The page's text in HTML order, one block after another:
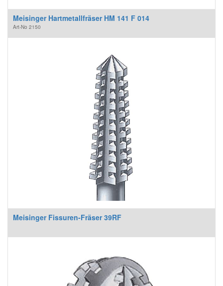
Meisinger Hartmetallfräser HM 141 F 014
Art-No 2150
Meisinger Fissuren-Fräser 39RF